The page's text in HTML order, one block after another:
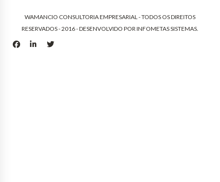
WAMANCIO CONSULTORIA EMPRESARIAL - TODOS OS DIREITOS
RESERVADOS - 2016 - DESENVOLVIDO POR INFOMETAS SISTEMAS